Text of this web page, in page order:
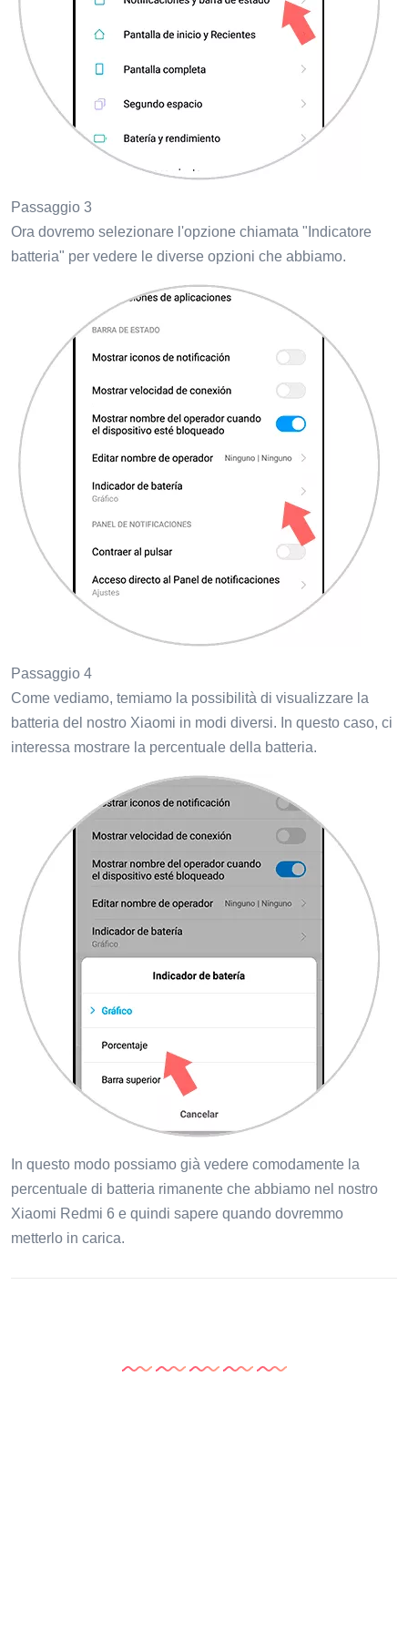
Passaggio 3
Ora dovremo selezionare l'opzione chiamata "Indicatore
batteria" per vedere le diverse opzioni che abbiamo.
Passaggio 4
Come vediamo, temiamo la possibilità di visualizzare la
batteria del nostro Xiaomi in modi diversi. In questo caso, ci
interessa mostrare la percentuale della batteria.
In questo modo possiamo già vedere comodamente la
percentuale di batteria rimanente che abbiamo nel nostro
Xiaomi Redmi 6 e quindi sapere quando dovremmo
metterlo in carica.